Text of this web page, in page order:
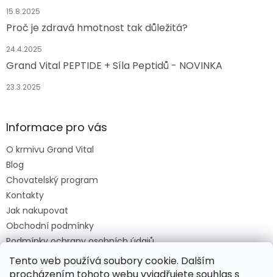
Tento web používá soubory cookie. Dalším
15.8.2025
Proč je zdravá hmotnost tak důležitá?
24.4.2025
Grand Vital PEPTIDE + Síla Peptidů - NOVINKA
23.3.2025
Informace pro vás
O krmivu Grand Vital
Blog
Chovatelský program
Kontakty
Jak nakupovat
Obchodní podmínky
Podmínky ochrany osobních údajů
O krmivu Grand Vital